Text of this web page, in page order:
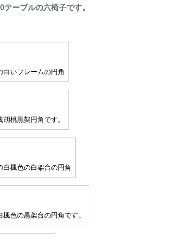
ーブルの六椅子です。
白いフレームの円角
桃黒架円角です。
白楓色の白架台の円角
色の黒架台の円角です。